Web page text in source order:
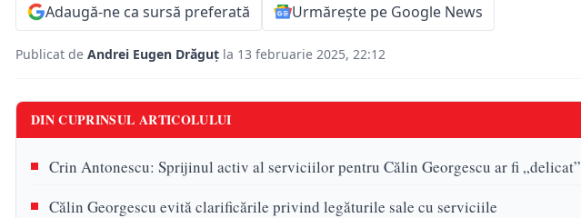
Adaugă-ne ca sursă preferată Urmărește pe Google News
Publicat de Andrei Eugen Drăguț la 13 februarie 2025, 22:12
DIN CUPRINSUL ARTICOLULUI
Crin Antonescu: Sprijinul activ al serviciilor pentru Călin Georgescu ar fi „delicat”
Călin Georgescu evită clarificările privind legăturile sale cu serviciile